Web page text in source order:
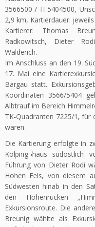
3566500 / H 5404500,
2,9 km, Kartierdauer:
Kartierer: Thomas
Radkowitsch, Dieter
Walderich.
Im Anschluss an den 19.
17. Mai eine
Bargau statt.
Koordinaten 3566/5404
Albtrauf im Bereich
TK-Quadranten 7225/1, für
waren.
Die Kartierung erfolgte in
Kolping¬haus südöstlich
Führung von Dieter Rodi
Hohen Fels, von diesem
Südwesten hinab in den
den Höhenrücken
Exkursionsroute. Die
Breunig wählte als